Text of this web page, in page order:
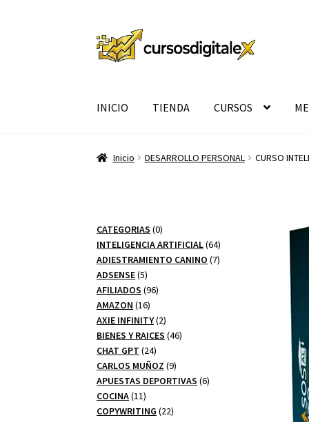
Ir
a
Ir
al
INICIO TIENDA CURSOS
Inicio DESARROLLO PERSONAL CURSO
CATEGORIAS 00
productos
INTELIGENCIA ARTIFICIAL 6464
productos
ADIESTRAMIENTO CANINO 77
ADSENSE 55
productos
AFILIADOS 9696
AMAZON 1616
productos
AXIE INFINITY 22
productos
BIENES Y RAICES 4646
CHAT GPT 2424
productos
CARLOS MUÑOZ 99
productos
APUESTAS DEPORTIVAS 66
COCINA 1111
productos
COPYWRITING 2222